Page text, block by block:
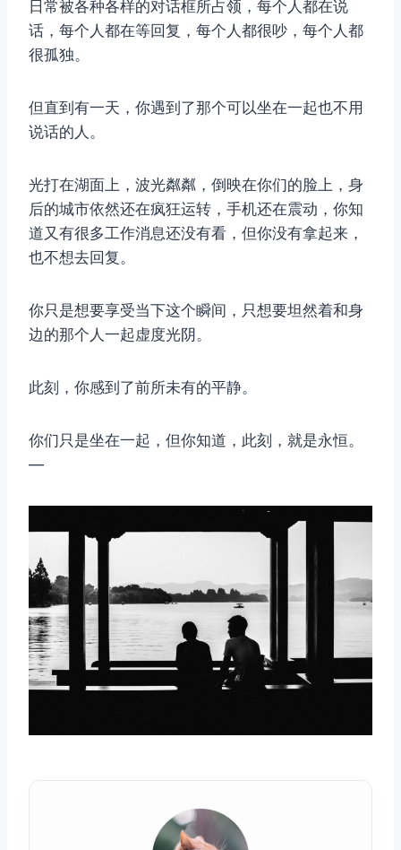
日常被各种各样的对话框所占领，每个人都在说
话，每个人都在等回复，每个人都很吵，每个人都
很孤独。
但直到有一天，你遇到了那个可以坐在一起也不用
说话的人。
光打在湖面上，波光粼粼，倒映在你们的脸上，身
后的城市依然还在疯狂运转，手机还在震动，你知
道又有很多工作消息还没有看，但你没有拿起来，
也不想去回复。
你只是想要享受当下这个瞬间，只想要坦然着和身
边的那个人一起虚度光阴。
此刻，你感到了前所未有的平静。
你们只是坐在一起，但你知道，此刻，就是永恒。
—
取消 搜索